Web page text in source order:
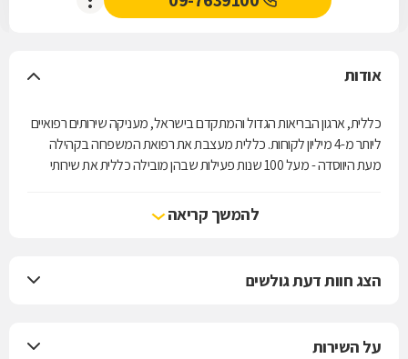
אודות
כללית, ארגון הבריאות הגדול והמתקדם בישראל, מעניקה שירותים רפואיים
ליותר מ-4 מיליון לקוחות. כללית מעצבת את רפואת המשפחה בקהילה
מעת היווסדה - מעל 100 שנות פעילות שבהן מובילה כללית את שירותי
להמשך קריאה
הצג חוות דעת גולשים
על השירות